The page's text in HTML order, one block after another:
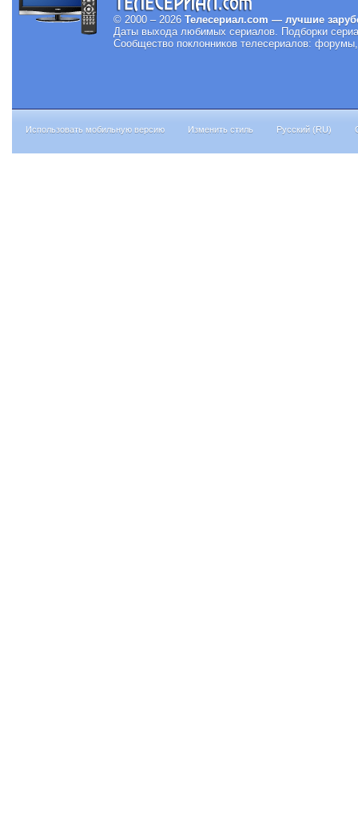
© 2000 – 2026 Телесериал.com — лучшие
Даты выхода любимых сериалов. Подборки
Сообщество поклонников телесериалов:
Использовать мобильную версию Изменить стиль Русский (RU)